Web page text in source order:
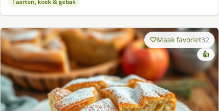
Taarten, koek & gebak
Maak favoriet32
👍